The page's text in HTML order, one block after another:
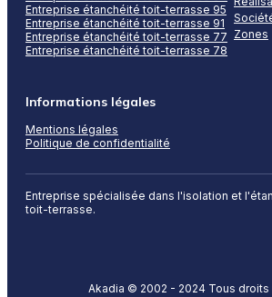
Entreprise spécialisée dans l'isolation et
toit-terrasse.
Entreprise étanchéité toit-terrasse 95
Entreprise étanchéité toit-terrasse 91
Entreprise étanchéité toit-terrasse 77
Entreprise étanchéité toit-terrasse 78
Zones
Informations légales
Mentions légales
Politique de confidentialité
Akadia © 2002 - 2024 Tous droits